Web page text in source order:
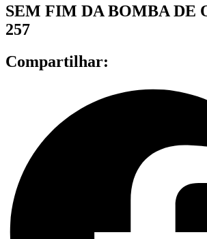
SEM FIM DA BOMBA DE
257
Compartilhar: